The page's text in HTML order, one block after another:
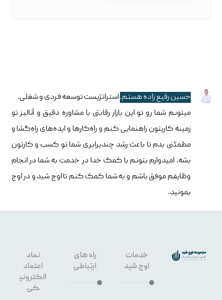
حسین رفیع زاده هستم.استراتژیست توسعه فردی و شغلی.
میتونم شما رو تو این بازار رقابتی با مشاوره دقیق و آنالیز تو
زمینه کاریتون راهنمایی کنم و راه‌کارها و ایده‌های راه‌گشا و
مطمئنی بدم تا باعث رشد چندبرابری شما تو کسب و کارتون
بشه. امیدوارم بتونم با کمک خدا در خدمت به شما در انجام
وظایفم موفق باشم و به شما کمک کنم تا اوج شید و در اوج
بمونید.
خدمات
اوج شید
راه های
ارتباطی
نماد
اعتماد
الکترونی
کی